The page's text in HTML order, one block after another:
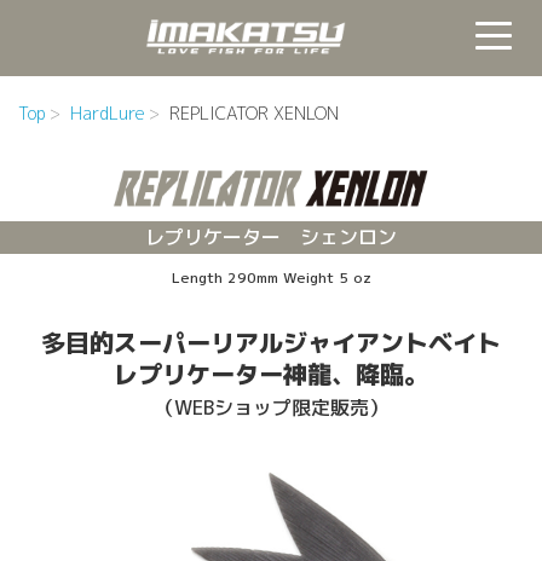
Top HardLure REPLICATOR XENLON
レプリケーター シェンロン
Length 290mm Weight 5 oz
多目的スーパーリアルジャイアントベイト
レプリケーター神龍、降臨。
（WEBショップ限定販売）